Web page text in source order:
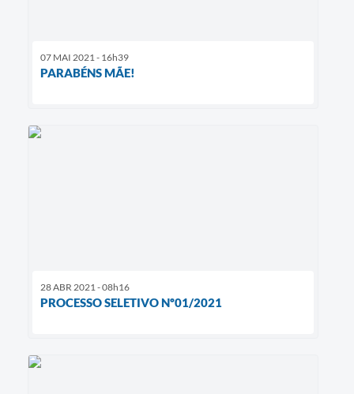
07 MAI 2021 - 16h39
PARABÉNS MÃE!
28 ABR 2021 - 08h16
PROCESSO SELETIVO Nº01/2021